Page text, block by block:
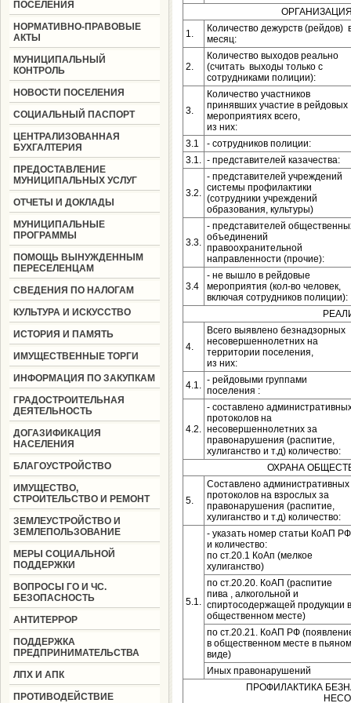
ПОСЕЛЕНИЯ
НОРМАТИВНО-ПРАВОВЫЕ
АКТЫ
МУНИЦИПАЛЬНЫЙ
КОНТРОЛЬ
НОВОСТИ ПОСЕЛЕНИЯ
СОЦИАЛЬНЫЙ ПАСПОРТ
ЦЕНТРАЛИЗОВАННАЯ
БУХГАЛТЕРИЯ
ПРЕДОСТАВЛЕНИЕ
МУНИЦИПАЛЬНЫХ УСЛУГ
ОТЧЕТЫ И ДОКЛАДЫ
МУНИЦИПАЛЬНЫЕ
ПРОГРАММЫ
ПОМОЩЬ ВЫНУЖДЕННЫМ
ПЕРЕСЕЛЕНЦАМ
СВЕДЕНИЯ ПО НАЛОГАМ
КУЛЬТУРА И ИСКУССТВО
ИСТОРИЯ И ПАМЯТЬ
ИМУЩЕСТВЕННЫЕ ТОРГИ
ИНФОРМАЦИЯ ПО ЗАКУПКАМ
ГРАДОСТРОИТЕЛЬНАЯ
ДЕЯТЕЛЬНОСТЬ
ДОГАЗИФИКАЦИЯ
НАСЕЛЕНИЯ
БЛАГОУСТРОЙСТВО
ИМУЩЕСТВО,
СТРОИТЕЛЬСТВО И РЕМОНТ
ЗЕМЛЕУСТРОЙСТВО И
ЗЕМЛЕПОЛЬЗОВАНИЕ
МЕРЫ СОЦИАЛЬНОЙ
ПОДДЕРЖКИ
ВОПРОСЫ ГО И ЧС.
БЕЗОПАСНОСТЬ
АНТИТЕРРОР
ПОДДЕРЖКА
ПРЕДПРИНИМАТЕЛЬСТВА
ЛПХ И АПК
ПРОТИВОДЕЙСТВИЕ
1.
Количество дежурств (рейдов)
месяц:
2.
Количество выходов реально
(считать выходы только с
сотрудниками полиции):
3.
Количество участников
принявших участие в рейдовых
мероприятиях всего,
из них:
3.1
- сотрудников полиции:
3.1. - представителей казачества:
3.2.
- представителей учреждений
системы профилактики
(сотрудники учреждений
образования, культуры)
3.3.
- представителей
объединений
правоохранительной
направленности (прочие):
3.4
- не вышло в рейдовые
мероприятия (кол-во человек,
включая сотрудников полиции):
4.
Всего выявлено безнадзорных
несовершеннолетних на
территории поселения,
из них:
4.1. - рейдовыми группами
поселения :
4.2.
- составлено
протоколов на
несовершеннолетних за
правонарушения (распитие,
хулиганство и т.д) количество:
ОХРАНА
5.
Составлено административных
протоколов на взрослых за
правонарушения (распитие,
хулиганство и т.д) количество:
5.1.
- указать номер статьи КоАП РФ
и количество:
по ст.20.1 КоАп (мелкое
хулиганство)
по ст.20.20. КоАП (распитие
пива , алкогольной и
спиртосодержащей продукции в
общественном месте)
по ст.20.21. КоАП РФ
в общественном месте в пьяном
виде)
Иных правонарушений
ПРОФИЛАКТИКА